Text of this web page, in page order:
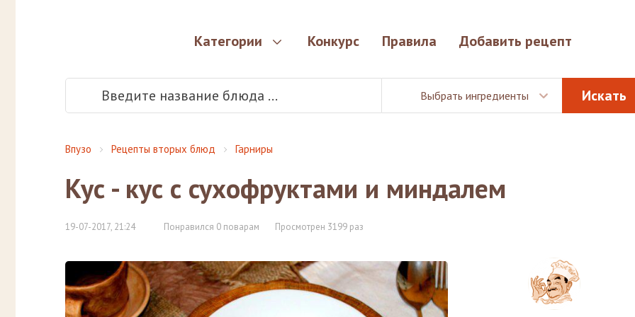
Категории Конкурс Правила Добавить рецепт
Выбрать ингредиенты
Впузо Рецепты вторых блюд Гарниры
Кус - кус с сухофруктами и миндалем
19-07-2017, 21:24 Понравился 0 поварам Просмотрен 3199 раз